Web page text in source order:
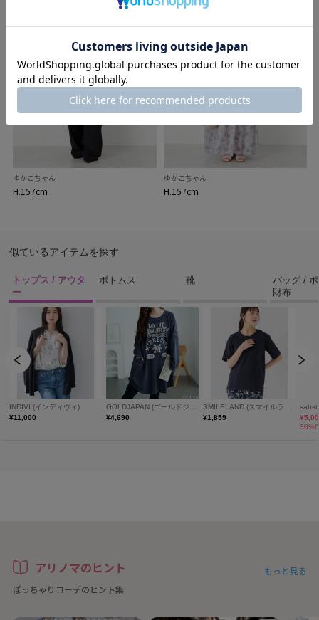
ゆかこちゃん
H.157cm
ゆかこちゃん
H.157cm
アリノマのヒント
ぽっちゃりコーデのヒント集
もっと見る